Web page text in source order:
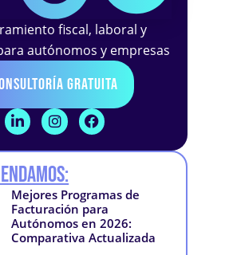
fiscal, laboral y
autónomos y empresas
Gratuita
L
i
k
e
d
i
n
-
i
I
n
t
a
g
r
a
m
F
a
e
o
k
-
f
Mejores Programas de
Facturación para
Autónomos en 2026:
Comparativa Actualizada